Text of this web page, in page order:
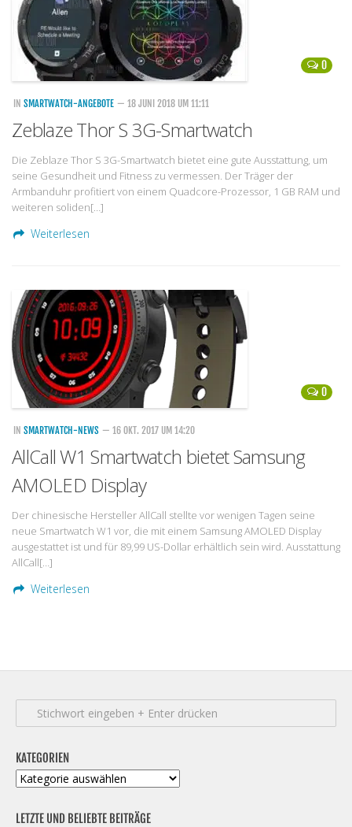
0
IN SMARTWATCH-ANGEBOTE — 18 JUNI 2018 UM 11:11
Zeblaze Thor S 3G-Smartwatch
Die Zeblaze Thor S 3G-Smartwatch bietet eine gute Ausstattung, um
seine Gesundheit und Fitness zu vermessen. Der Träger der
Armbanduhr profitiert von einem Quadcore-Prozessor, 1 GB RAM und
weiteren soliden[…]
Weiterlesen
0
IN SMARTWATCH-NEWS — 16 OKT. 2017 UM 14:20
AllCall W1 Smartwatch bietet Samsung
AMOLED Display
Der chinesische Hersteller AllCall stellte vor wenigen Tagen seine
neue Smartwatch W1 vor, die mit einem Samsung AMOLED Display
ausgestattet ist und für 89,99 US-Dollar erhältlich sein wird. Ausstattung
AllCall[…]
Weiterlesen
KATEGORIEN
Kategorien
LETZTE UND BELIEBTE BEITRÄGE